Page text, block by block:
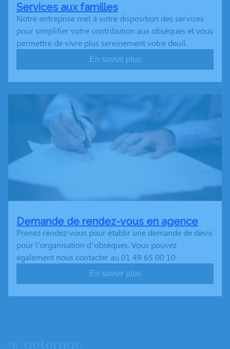
Services aux familles
Notre entreprise met à votre disposition des services
pour simplifier votre contribution aux obsèques et vous
permettre de vivre plus sereinement votre deuil.
En savoir plus
Demande de rendez-vous en agence
Prenez rendez-vous pour établir une demande de devis
pour l’organisation d’obsèques. Vous pouvez
également nous contacter au 01 49 65 00 10
En savoir plus